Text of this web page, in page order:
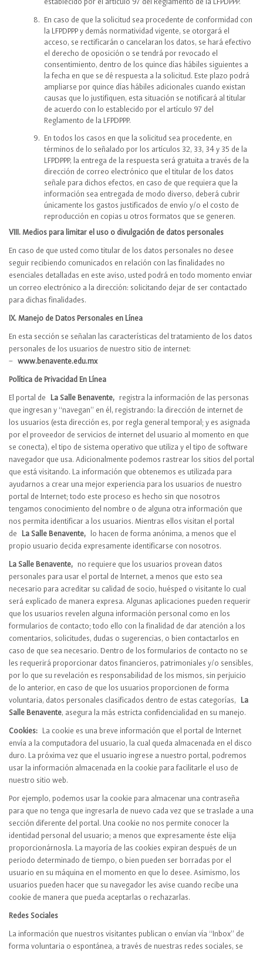
establecido por el artículo 97 del Reglamento de la LFPDPPP.
En caso de que la solicitud sea procedente de conformidad con
la LFPDPPP y demás normatividad vigente, se otorgará el
acceso, se rectificarán o cancelaran los datos, se hará efectivo
el derecho de oposición o se tendrá por revocado el
consentimiento, dentro de los quince días hábiles siguientes a
la fecha en que se dé respuesta a la solicitud. Este plazo podrá
ampliarse por quince días hábiles adicionales cuando existan
causas que lo justifiquen, esta situación se notificará al titular
de acuerdo con lo establecido por el artículo 97 del
Reglamento de la LFPDPPP.
En todos los casos en que la solicitud sea procedente, en
términos de lo señalado por los artículos 32, 33, 34 y 35 de la
LFPDPPP, la entrega de la respuesta será gratuita a través de la
dirección de correo electrónico que el titular de los datos
señale para dichos efectos, en caso de que requiera que la
información sea entregada de modo diverso, deberá cubrir
únicamente los gastos justificados de envío y/o el costo de
reproducción en copias u otros formatos que se generen.
VIII. Medios para limitar el uso o divulgación de datos personales
En caso de que usted como titular de los datos personales no desee
seguir recibiendo comunicados en relación con las finalidades no
esenciales detalladas en este aviso, usted podrá en todo momento enviar
un correo electrónico a la dirección: solicitando dejar de ser contactado
para dichas finalidades.
IX. Manejo de Datos Personales en Línea
En esta sección se señalan las características del tratamiento de los datos
personales de los usuarios de nuestro sitio de internet:
– www.benavente.edu.mx
Política de Privacidad En Línea
El portal de La Salle Benavente, registra la información de las personas
que ingresan y “navegan” en él, registrando: la dirección de internet de
los usuarios (esta dirección es, por regla general temporal; y es asignada
por el proveedor de servicios de internet del usuario al momento en que
se conecta), el tipo de sistema operativo que utiliza y el tipo de software
navegador que usa. Adicionalmente podemos rastrear los sitios del portal
que está visitando. La información que obtenemos es utilizada para
ayudarnos a crear una mejor experiencia para los usuarios de nuestro
portal de Internet; todo este proceso es hecho sin que nosotros
tengamos conocimiento del nombre o de alguna otra información que
nos permita identificar a los usuarios. Mientras ellos visitan el portal
de
La Salle Benavente, lo hacen de forma anónima, a menos que el
propio usuario decida expresamente identificarse con nosotros.
La Salle Benavente, no requiere que los usuarios provean datos
personales para usar el portal de Internet, a menos que esto sea
necesario para acreditar su calidad de socio, huésped o visitante lo cual
será explicado de manera expresa. Algunas aplicaciones pueden requerir
que los usuarios revelen alguna información personal como en los
formularios de contacto; todo ello con la finalidad de dar atención a los
comentarios, solicitudes, dudas o sugerencias, o bien contactarlos en
caso de que sea necesario. Dentro de los formularios de contacto no se
les requerirá proporcionar datos financieros, patrimoniales y/o sensibles,
por lo que su revelación es responsabilidad de los mismos, sin perjuicio
de lo anterior, en caso de que los usuarios proporcionen de forma
voluntaria, datos personales clasificados dentro de estas categorías,
La
Salle Benavente, asegura la más estricta confidencialidad en su manejo.
Cookies: La cookie es una breve información que el portal de Internet
envía a la computadora del usuario, la cual queda almacenada en el disco
duro. La próxima vez que el usuario ingrese a nuestro portal, podremos
usar la información almacenada en la cookie para facilitarle el uso de
nuestro sitio web.
Por ejemplo, podemos usar la cookie para almacenar una contraseña
para que no tenga que ingresarla de nuevo cada vez que se traslade a una
sección diferente del portal. Una cookie no nos permite conocer la
identidad personal del usuario; a menos que expresamente éste elija
proporcionárnosla. La mayoría de las cookies expiran después de un
periodo determinado de tiempo, o bien pueden ser borradas por el
usuario en su máquina en el momento en que lo desee. Asimismo, los
usuarios pueden hacer que su navegador les avise cuando recibe una
cookie de manera que pueda aceptarlas o rechazarlas.
Redes Sociales
La información que nuestros visitantes publican o envían vía “Inbox” de
forma voluntaria o espontánea, a través de nuestras redes sociales, se